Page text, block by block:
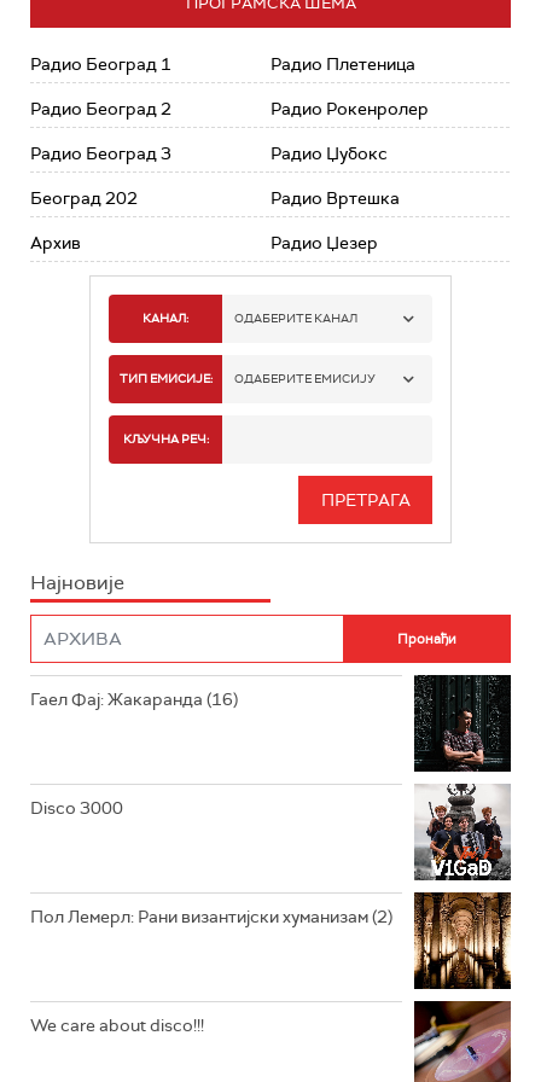
Радио Београд 1
Радио Београд 2
Радио Београд 3
Београд 202
Архив
Радио Плетеница
Радио Рокенролер
Радио Џубокс
Радио Вртешка
Радио Џезер
КАНАЛ: ОДАБЕРИТЕ КАНАЛ
РАДИО БЕОГРАД 1
РАДИО БЕОГРАД 3
РАДИО РОКЕНРОЛЕР
ТИП ЕМИСИЈЕ: ОДАБЕРИТЕ ЕМИСИЈУ
ИНФО
КЉУЧНА РЕЧ:
Најновије
Гаел Фај: Жакаранда (16)
Disco 3000
Пол Лемерл: Рани византијски хуманизам (2)
We care about disco!!!